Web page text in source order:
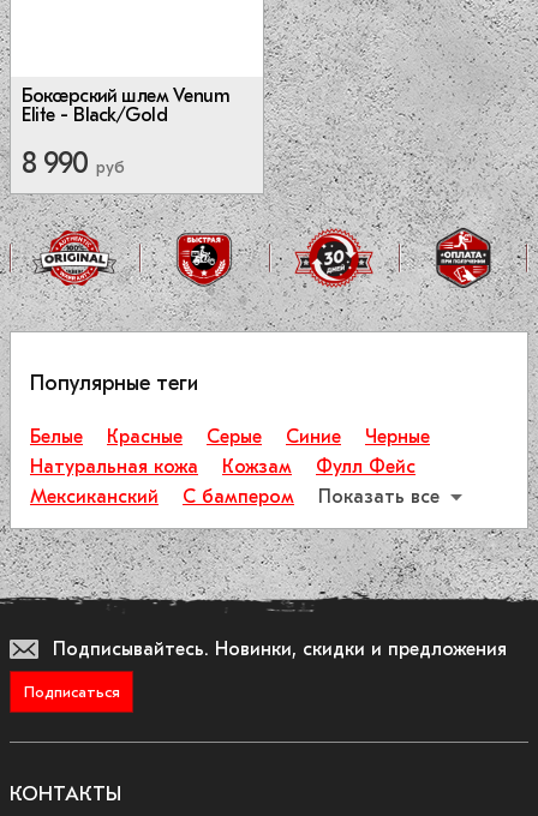
Боксерский шлем Venum
Elite - Black/Gold
8 990 руб
Популярные теги
Белые Красные Серые Синие
Черные
Натуральная кожа
Кожзам
Фулл Фейс
Мексиканский
С бампером Показать все
Подписывайтесь. Новинки, скидки и предложения
Подписаться
КОНТАКТЫ